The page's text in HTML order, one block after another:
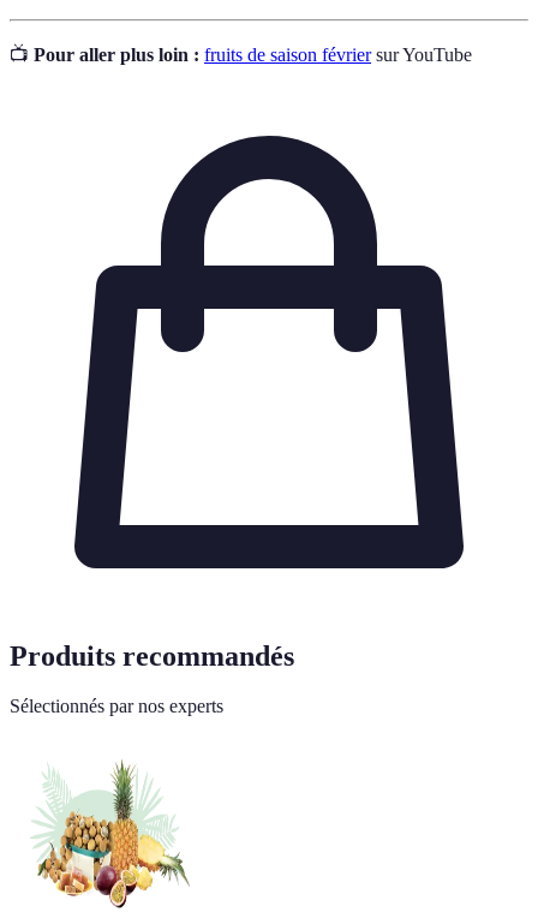
📺 Pour aller plus loin : fruits de saison févriersur YouTube
Produits recommandés
Sélectionnés par nos experts